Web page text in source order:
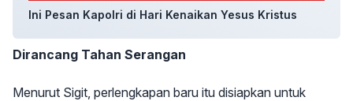
Ini Pesan Kapolri di Hari Kenaikan Yesus Kristus
Dirancang Tahan Serangan
Menurut Sigit, perlengkapan baru itu disiapkan untuk